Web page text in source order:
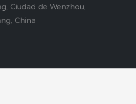
Ciudad de Wenzhou,
China